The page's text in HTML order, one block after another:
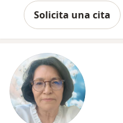
Solicita una cita